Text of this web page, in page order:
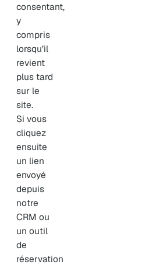
consentant,
y
compris
lorsqu’il
revient
plus tard
sur le
site.
Si vous
cliquez
ensuite
un lien
envoyé
depuis
notre
CRM ou
un outil
de
réservation